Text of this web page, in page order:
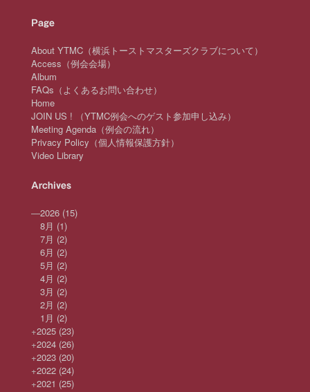
Page
About YTMC（横浜トーストマスターズクラブについて）
Access（例会会場）
Album
FAQs（よくあるお問い合わせ）
Home
JOIN US ! （YTMC例会へのゲスト参加申し込み）
Meeting Agenda（例会の流れ）
Privacy Policy（個人情報保護方針）
Video Library
Archives
—2026 (15)
8月 (1)
7月 (2)
6月 (2)
5月 (2)
4月 (2)
3月 (2)
2月 (2)
1月 (2)
+2025 (23)
+2024 (26)
+2023 (20)
+2022 (24)
+2021 (25)